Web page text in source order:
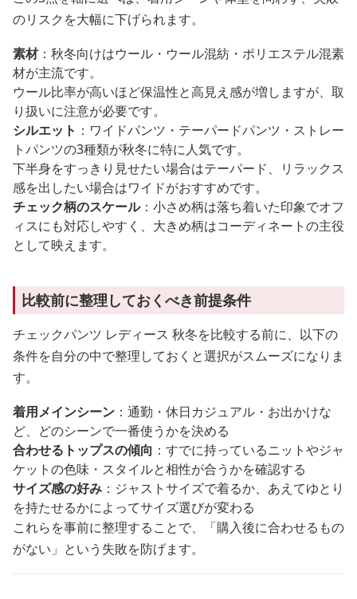
のリスクを大幅に下げられます。
素材：秋冬向けはウール・ウール混紡・ポリエステル混素
材が主流です。
ウール比率が高いほど保温性と高見え感が増しますが、取
り扱いに注意が必要です。
シルエット ：ワイドパンツ・テーパードパンツ・ストレー
トパンツの3種類が秋冬に特に人気です。
下半身をすっきり見せたい場合はテーパード、リラックス
感を出したい場合はワイドがおすすめです。
チェック柄のスケール：小さめ柄は落ち着いた印象でオフ
ィスにも対応しやすく、大きめ柄はコーディネートの主役
として映えます。
比較前に整理しておくべき前提条件
チェックパンツ レディース 秋冬を比較する前に、以下の
条件を自分の中で整理しておくと選択がスムーズになりま
す。
着用メインシーン ：通勤・休日カジュアル・お出かけな
ど、どのシーンで一番使うかを決める
合わせるトップスの傾向 ：すでに持っているニットやジャ
ケットの色味・スタイルと相性が合うかを確認する
サイズ感の好み ：ジャストサイズで着るか、あえてゆとり
を持たせるかによってサイズ選びが変わる
これらを事前に整理することで、「購入後に合わせるもの
がない」という失敗を防げます。